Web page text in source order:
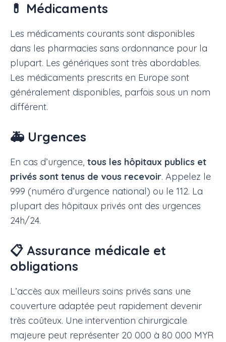
💊 Médicaments
Les médicaments courants sont disponibles
dans les pharmacies sans ordonnance pour la
plupart. Les génériques sont très abordables.
Les médicaments prescrits en Europe sont
généralement disponibles, parfois sous un nom
différent.
🚑 Urgences
En cas d’urgence, tous les hôpitaux publics et
privés sont tenus de vous recevoir. Appelez le
999 (numéro d’urgence national) ou le 112. La
plupart des hôpitaux privés ont des urgences
24h/24.
📋 Assurance médicale et
obligations
L’accès aux meilleurs soins privés sans une
couverture adaptée peut rapidement devenir
très coûteux. Une intervention chirurgicale
majeure peut représenter 20 000 à 80 000 MYR